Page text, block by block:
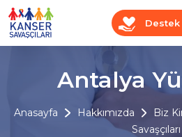
Destek
Antalya
Anasayfa Hakkımızda Biz
Savaşçıları